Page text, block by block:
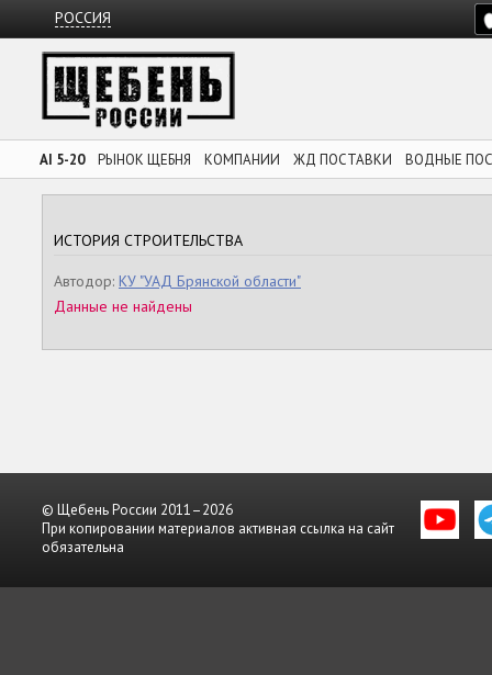
РОССИЯ
AI 5-20 РЫНОК ЩЕБНЯ КОМПАНИИ ЖД ПОСТАВКИ ВОДНЫЕ
ИСТОРИЯ СТРОИТЕЛЬСТВА
Автодор: КУ "УАД Брянской области"
Данные не найдены
© Щебень России 2011–2026
При копировании материалов активная ссылка на сайт
обязательна